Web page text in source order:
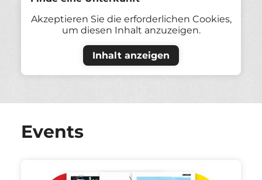
Akzeptieren Sie die erforderlichen Cookies,
um diesen Inhalt anzuzeigen.
Inhalt anzeigen
Events